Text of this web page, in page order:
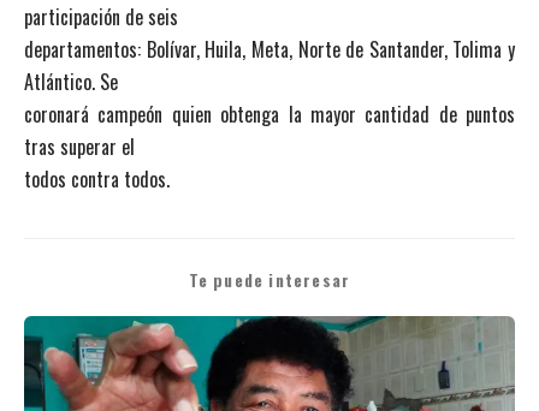
participación de seis
departamentos: Bolívar, Huila, Meta, Norte de Santander, Tolima y
Atlántico. Se
coronará campeón quien obtenga la mayor cantidad de puntos
tras superar el
todos contra todos.
Te puede interesar